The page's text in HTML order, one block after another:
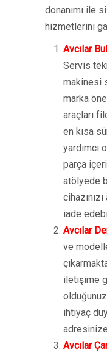
donanımı ile
hizmetlerini
Avcılar
Servis
makinesi
marka
araçları
en kısa
yardımcı
parça
atölyede
iade
Avcılar
ve
iletişime
ihtiyaç
Avcılar